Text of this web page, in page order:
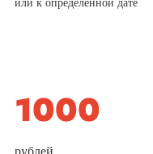
или к определенной дате
рублей